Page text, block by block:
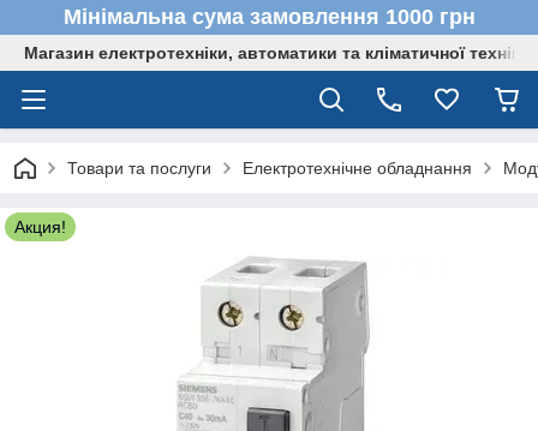
Мінімальна сума замовлення 1000 грн
Магазин електротехніки, автоматики та кліматичної техніки
Товари та послуги Електротехнічне обладнання
Акция!